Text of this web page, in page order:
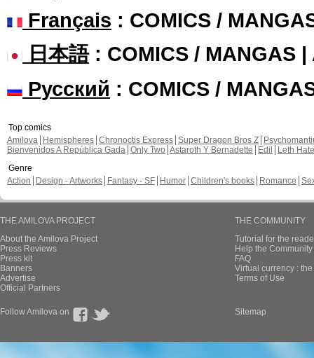
Français : COMICS /
日本語: COMICS / MANGAS |
Русский : COMICS /
Top comics
Amilova
Hemispheres Chronoctis Express Super Dragon Bros Z
Bienvenidos A República Gada Only Two Astaroth Y Bernadette Edil
Leth Hate
Genre
Action
Design - Artworks Fantasy - SF Humor Children's books Romance
THE AMILOVA PROJECT
About the Amilova Project
Press Reviews
Press kit
Banners
Advertise
Official Partners
THE COMMUNITY
Tutorial for the
Help the
FAQ
Virtual currency :
Terms of Use
Follow Amilova on Sitemap